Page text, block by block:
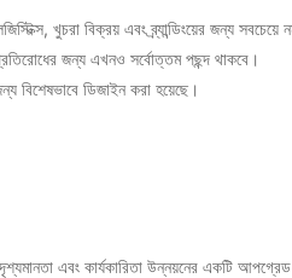
খুচরা বিক্রয় এবং ব্র্যান্ডিংয়ের জন্য সবচেয়ে
জন্য এখনও সর্বোত্তম পছন্দ থাকবে।
বিশেষভাবে ডিজাইন করা হয়েছে।
এবং কার্যকারিতা উন্নয়নের একটি